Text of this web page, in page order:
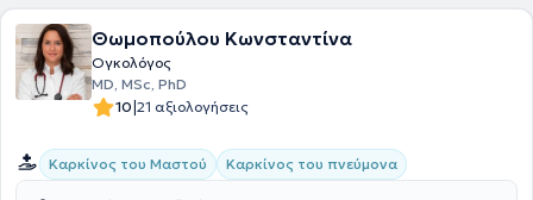
Θωμοπούλου Κωνσταντίνα
Ογκολόγος
MD, MSc, PhD
10|21 αξιολογήσεις
Καρκίνος του Μαστού Καρκίνος του πνεύμονα